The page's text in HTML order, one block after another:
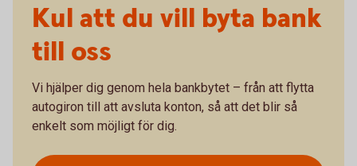
Kul att du vill byta bank
till oss
Vi hjälper dig genom hela bankbytet – från att flytta
autogiron till att avsluta konton, så att det blir så
enkelt som möjligt för dig.